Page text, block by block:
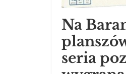
Na
seria